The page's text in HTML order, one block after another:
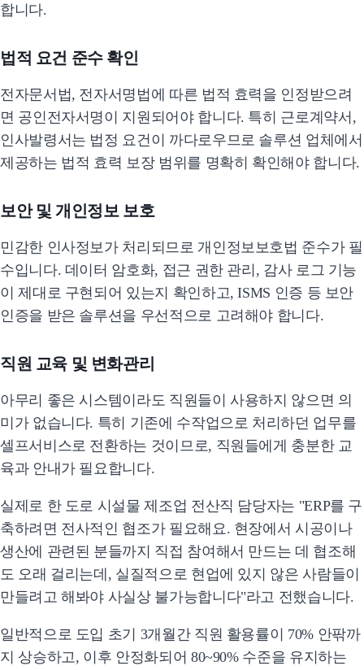
합니다.
법적 요건 준수 확인
전자문서법, 전자서명법에 따른 법적 효력을 인정받으려
면 공인전자서명이 지원되어야 합니다. 특히 근로계약서,
인사발령서는 법정 요건이 까다로우므로 솔루션 업체에서
제공하는 법적 효력 보장 범위를 명확히 확인해야 합니다.
보안 및 개인정보 보호
민감한 인사정보가 처리되므로 개인정보보호법 준수가 필
수입니다. 데이터 암호화, 접근 권한 관리, 감사 로그 기능
이 제대로 구현되어 있는지 확인하고, ISMS 인증 등 보안
인증을 받은 솔루션을 우선적으로 고려해야 합니다.
직원 교육 및 변화관리
아무리 좋은 시스템이라도 직원들이 사용하지 않으면 의
미가 없습니다. 특히 기존에 수작업으로 처리하던 업무를
셀프서비스로 전환하는 것이므로, 직원들에게 충분한 교
육과 안내가 필요합니다.
실제로 한 도로 시설물 제조업 전산직 담당자는 "ERP를 구
축하려면 전사적인 협조가 필요해요. 현장에서 시공이나
생산에 관련된 분들까지 직접 참여해서 만드는 데 협조해
도 오래 걸리는데, 실질적으로 현업에 있지 않은 사람들이
만들려고 해봐야 사실상 불가능합니다"라고 전했습니다.
일반적으로 도입 초기 3개월간 직원 활용률이 70% 안팎까
지 상승하고, 이후 안정화되어 80~90% 수준을 유지하는